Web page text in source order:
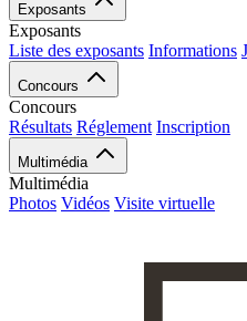
Exposants
Exposants
Liste des exposants Informations
Concours
Concours
Résultats Réglement Inscription
Multimédia
Multimédia
Photos Vidéos Visite virtuelle